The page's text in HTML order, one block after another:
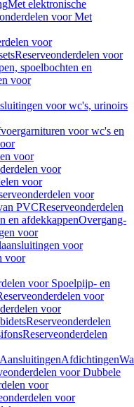
Met elektronische
voor Met
voor
Reserveonderdelen voor
spoelbochten en
voor
voor wc's, urinoirs
voor wc's en
voor
voor
voor
voor
PVCReserveonderdelen
en afdekkappenOvergang-
voor
voor
voor
voor Spoelpijp- en
voor
voor
Reserveonderdelen
Reserveonderdelen
AansluitingenAfdichtingen
voor Dubbele
voor
voor